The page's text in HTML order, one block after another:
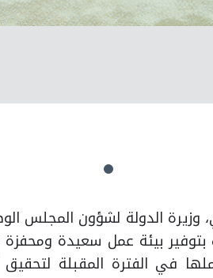
الدولة لشؤون المجلس
بيئة عمل سعيدة ومحفزة
في الفترة المقبلة لتحقيق